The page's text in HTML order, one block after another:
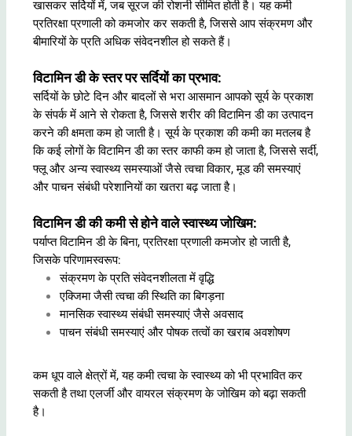
खासकर सर्दियों में, जब सूरज की रोशनी सीमित होती है। यह कमी
प्रतिरक्षा प्रणाली को कमजोर कर सकती है, जिससे आप संक्रमण और
बीमारियों के प्रति अधिक संवेदनशील हो सकते हैं।
विटामिन डी के स्तर पर सर्दियों का प्रभाव:
सर्दियों के छोटे दिन और बादलों से भरा आसमान आपको सूर्य के प्रकाश
के संपर्क में आने से रोकता है, जिससे शरीर की विटामिन डी का उत्पादन
करने की क्षमता कम हो जाती है। सूर्य के प्रकाश की कमी का मतलब है
कि कई लोगों के विटामिन डी का स्तर काफी कम हो जाता है, जिससे सर्दी,
फ्लू और अन्य स्वास्थ्य समस्याओं जैसे त्वचा विकार, मूड की समस्याएं
और पाचन संबंधी परेशानियों का खतरा बढ़ जाता है।
विटामिन डी की कमी से होने वाले स्वास्थ्य जोखिम:
पर्याप्त विटामिन डी के बिना, प्रतिरक्षा प्रणाली कमजोर हो जाती है,
जिसके परिणामस्वरूप:
संक्रमण के प्रति संवेदनशीलता में वृद्धि
एक्जिमा जैसी त्वचा की स्थिति का बिगड़ना
मानसिक स्वास्थ्य संबंधी समस्याएं जैसे अवसाद
पाचन संबंधी समस्याएं और पोषक तत्वों का खराब अवशोषण
कम धूप वाले क्षेत्रों में, यह कमी त्वचा के स्वास्थ्य को भी प्रभावित कर
सकती है तथा एलर्जी और वायरल संक्रमण के जोखिम को बढ़ा सकती
है।